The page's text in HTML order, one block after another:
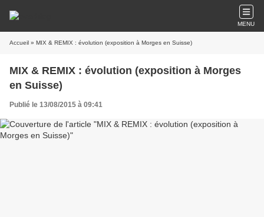
MENU
Accueil » MIX & REMIX : évolution (exposition à Morges en Suisse)
MIX & REMIX : évolution (exposition à Morges
en Suisse)
Publié le 13/08/2015 à 09:41